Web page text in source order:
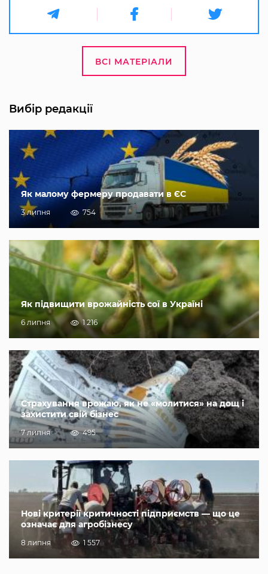
ВСІ МАТЕРІАЛИ
Вибір редакції
Як малому фермеру продавати в ЄС
3 липня 754
Як підвищити врожайність сої в Україні
6 липня 1 216
Страхування врожаю, як не «молитися» на дощ і
захистити свій бізнес
7 липня 495
Нові критерії критичності підприємств — що це
означає для агробізнесу
8 липня 1 557